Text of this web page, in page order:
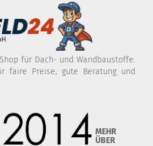
für Dach- und Wandbaustoffe.
faire Preise, gute Beratung und
MEHR
ÜBER